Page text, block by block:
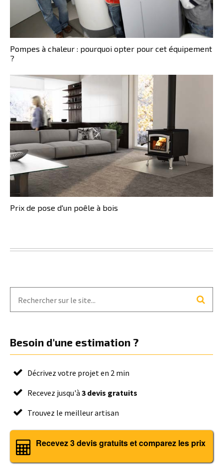
Pompes à chaleur : pourquoi opter pour cet équipement
?
Prix de pose d'un poêle à bois
Besoin d'une estimation ?
Décrivez votre projet en 2 min
Recevez jusqu'à 3 devis gratuits
Trouvez le meilleur artisan
Recevez 3 devis gratuits et comparez les prix